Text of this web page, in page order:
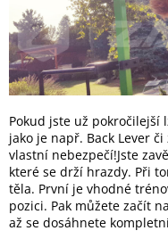
Pokud jste už pokročilejší
jako je např. Back Lever
vlastní nebezpečí!Jste
které se drží hrazdy. Při
těla. První je vhodné
pozici. Pak můžete začít
až se dosáhnete